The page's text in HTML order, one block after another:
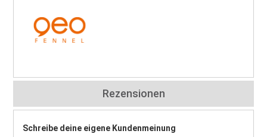
Rezensionen
Schreibe deine eigene Kundenmeinung